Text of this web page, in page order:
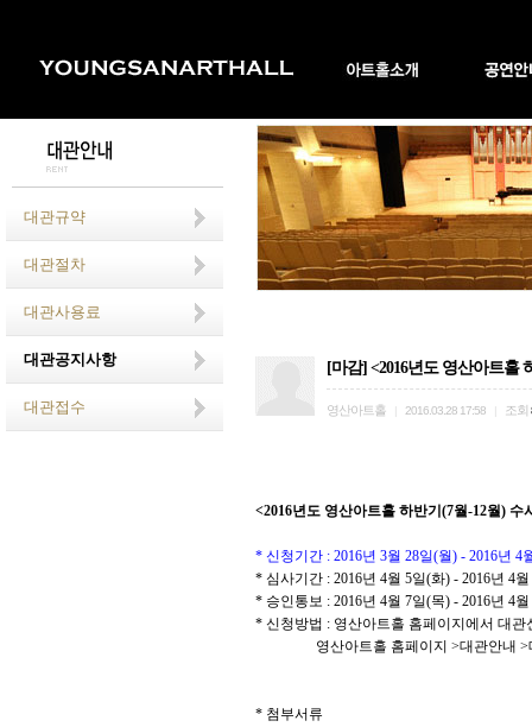
대관규약
대관절차
대관사용료
대관공지사항
대관접수
[마감] <2016년도 영산아트홀
영산아트홀 2016.03.28 17:58 조회
<2016년도 영산아트홀 하반기(7월-12월) 수
* 신청기간 : 2016년 3월 28일(월) - 2016년 4
* 심사기간 : 2016년 4월 5일(화) - 2016년 4
* 승인통보 : 2016년 4월 7일(목) - 2016년 4
* 신청방법 : 영산아트홀 홈페이지에서 대
영산아트홀 홈페이지 >대관안내 >대관
* 첨부서류